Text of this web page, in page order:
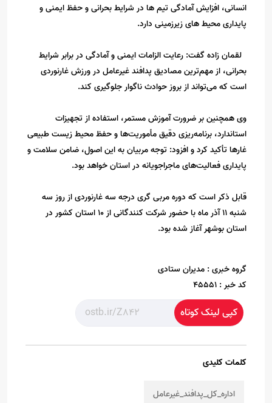
انسانی، افزایش آمادگی تیم ها در شرایط بحرانی و حفظ ایمنی و
پایداری محیط های زیرزمینی دارد.
لقمان زاده گفت: رعایت الزامات ایمنی و آمادگی در برابر شرایط
بحرانی، از مهم‌ترین مصادیق پدافند غیرعامل در ورزش غارنوردی
است که می‌تواند از بروز حوادث ناگوار جلوگیری کند.
وی همچنین بر ضرورت آموزش مستمر، استفاده از تجهیزات
استاندارد، برنامه‌ریزی دقیق مأموریت‌ها و حفظ محیط زیست طبیعی
غارها تأکید کرد و افزود: توجه مربیان به این اصول، ضامن سلامت و
پایداری فعالیت‌های ماجراجویانه در استان خواهد بود.
قابل ذکر است که دوره مربی گری درجه سه غارنوردی از روز سه
شنبه ۱۱ آذر ماه با حضور شرکت کنندگانی از ۱۰ استان کشور در
استان بوشهر آغاز شده بود.
گروه خبری : مدیران ستادی
کد خبر : 45551
کپی لینک کوتاه
کلمات کلیدی
اداره_کل_پدافند_غیرعامل